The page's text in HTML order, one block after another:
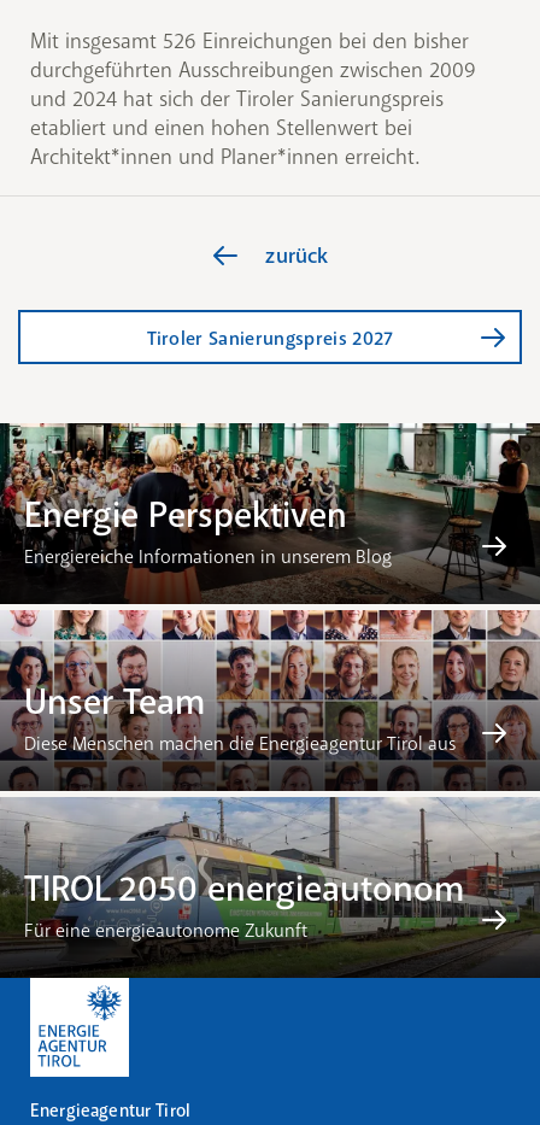
Mit insgesamt 526 Einreichungen bei den bisher
durchgeführten Ausschreibungen zwischen 2009
und 2024 hat sich der Tiroler Sanierungspreis
etabliert und einen hohen Stellenwert bei
Architekt*innen und Planer*innen erreicht.
zurück
Tiroler Sanierungspreis 2027
Energie Perspektiven
Energiereiche Informationen in unserem Blog
Unser Team
Diese Menschen machen die Energieagentur Tirol aus
TIROL 2050 energieautonom
Für eine energieautonome Zukunft
Energieagentur Tirol